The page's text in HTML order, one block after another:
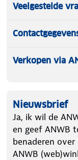
Veelgestelde
Verkopen via
Nieuwsbrief
Ja, ik wil de
en geef ANWB
benaderen
ANWB